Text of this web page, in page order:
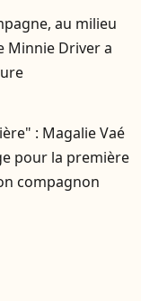
au milieu
Minnie Driver a
: Magalie Vaé
pour la première
compagnon